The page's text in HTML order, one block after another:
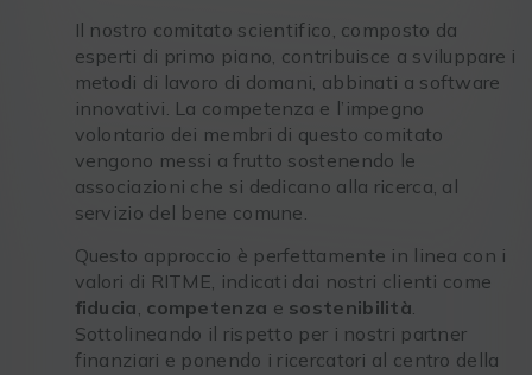
Il nostro comitato scientifico, composto da
esperti di primo piano, contribuisce a sviluppare i
metodi di lavoro di domani, abbinati a software
innovativi. La competenza e l’impegno
volontario dei membri di questo comitato
vengono messi a frutto sostenendo le
associazioni che si dedicano alla ricerca, al
servizio del bene comune.
Questo approccio è perfettamente in linea con i
valori di RITME, indicati dai nostri clienti come
fiducia, competenza e sostenibilità.
Sottolineando il rispetto per i nostri partner
finanziari e ponendo i ricercatori al centro della